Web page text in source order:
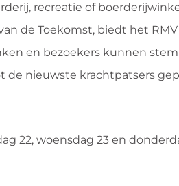
recreatie of
de Toekomst, biedt het
en bezoekers kunnen
de nieuwste krachtpatsers
22, woensdag 23 en